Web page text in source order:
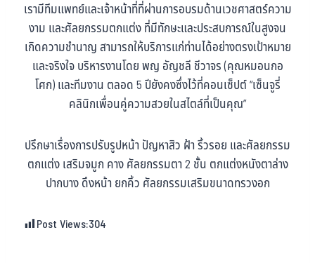
เรามีทีมแพทย์และเจ้าหน้าที่ที่ผ่านการอบรมด้านเวชศาสตร์ความ
งาม และศัลยกรรมตกแต่ง ที่มีทักษะและประสบการณ์ในสูงจน
เกิดความชำนาญ สามารถให้บริการแก่ท่านได้อย่างตรงเป้าหมาย
และจริงใจ บริหารงานโดย พญ อัญชลี ชีวาจร (คุณหมอนกอ
โศก) และทีมงาน ตลอด 5 ปียังคงซึ่งไว้ที่คอนเซ็ปต์ “เซ็นจูรี่
คลินิกเพื่อนคู่ความสวยในสไตล์ที่เป็นคุณ”
ปรึกษาเรื่องการปรับรูปหน้า ปัญหาสิว ฝ้า ริ้วรอย และศัลยกรรม
ตกแต่ง เสริมจมูก คาง ศัลยกรรมตา 2 ชั้น ตกแต่งหนังตาล่าง
ปากบาง ดึงหน้า ยกคิ้ว ศัลยกรรมเสริมขนาดทรวงอก
Post Views:304